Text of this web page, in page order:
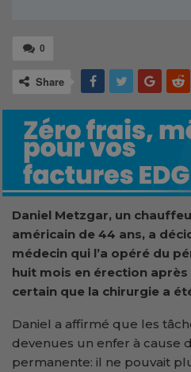
0
Share
Daniel Metzgar, un
américain de 44 ans, a
médecin qui l’a opéré du
huit mois en érection après
certain que la chirurgie a
Daniel a affirmé que les
devenues un enfer à cause
permanente: il ne pouvait